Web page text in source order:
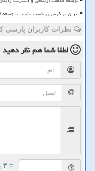
ایران بر کرسی ریاست نشست توسعه
نظرات کاربران پارسی
لطفا شما همنظر دهید
= ۳ بعلاوه ۵